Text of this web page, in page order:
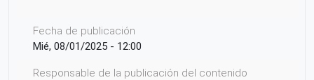
Fecha de publicación
Mié, 08/01/2025 - 12:00
Responsable de la publicación del contenido